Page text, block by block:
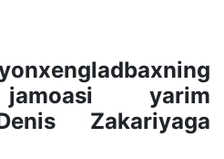
yarim
Zakariyaga